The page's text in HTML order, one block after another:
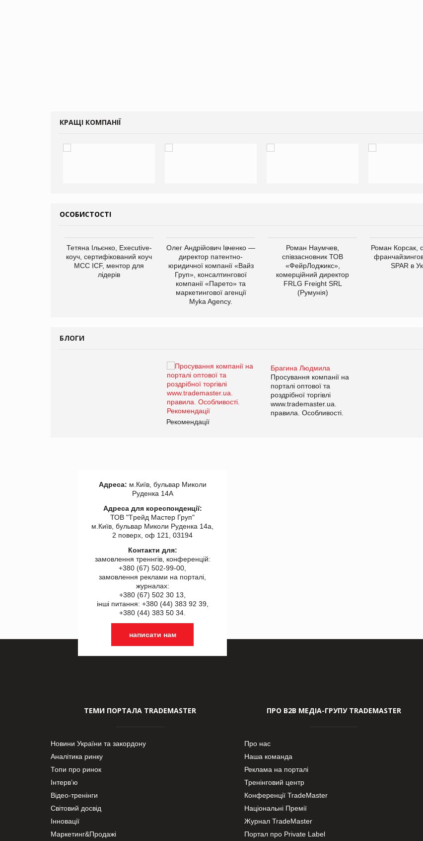
КРАЩІ КОМПАНІЇ
ОСОБИСТОСТІ
Тетяна Ільєнко, Executive-
коуч, сертифікований коуч
МСС ICF, ментор для
лідерів
Олег Андрійович Івченко —
директор патентно-
юридичної компанії «Вайз
Груп», консалтингової
компанії «Парето» та
маркетингової агенції
Myka Agency.
Роман Наумчев,
співзасновник ТОВ
«ФейрЛоджикс»,
комерційний директор
FRLG Freight SRL
(Румунія)
Роман Корсак,
SPAR в
БЛОГИ
Брагина Людмила
Просування компанії на
порталі оптової та
роздрібної торгівлі
www.trademaster.ua.
правила. Особливості.
Рекомендації
Адреса: м.Київ, бульвар Миколи
Руденка 14А
Адреса для кореспонденції:
ТОВ "Tрейд Мастер Груп"
м.Київ, бульвар Миколи Руденка 14а,
2 поверх, оф 121, 03194
Контакти для:
замовлення треннгів, конференцій:
+380 (67) 502-99-00,
замовлення реклами на порталі,
журналах:
+380 (67) 502 30 13,
інші питання: +380 (44) 383 92 39,
+380 (44) 383 50 34.
написати нам
ТЕМИ ПОРТАЛА TRADEMASTER
Новини України та закордону
Аналітика ринку
Топи про ринок
Інтерв’ю
Відео-тренінги
Світовий досвід
Інновації
Маркетинг&Продажі
ПРО В2В МЕДІА-ГРУПУ TRADEMASTER
Про нас
Наша команда
Реклама на порталі
Тренінговий центр
Конференції TradeMaster
Національні Премії
Журнал TradeMaster
Портал про Private Label